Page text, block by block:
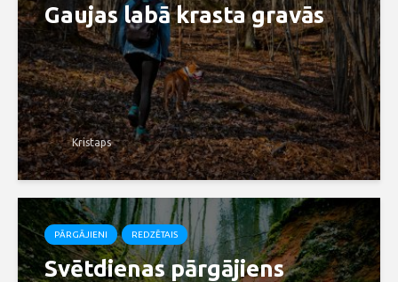
Gaujas labā krasta gravās
Kristaps
PĀRGĀJIENI REDZĒTAIS
Svētdienas pārgājiens